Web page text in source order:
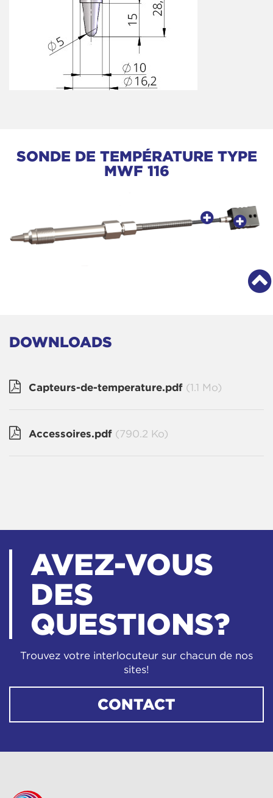
SONDE DE TEMPÉRATURE TYPE
MWF 116
DOWNLOADS
Capteurs-de-temperature.pdf (1.1 Mo)
Accessoires.pdf (790.2 Ko)
AVEZ-VOUS
DES
QUESTIONS?
Trouvez votre interlocuteur sur chacun de nos
sites!
CONTACT